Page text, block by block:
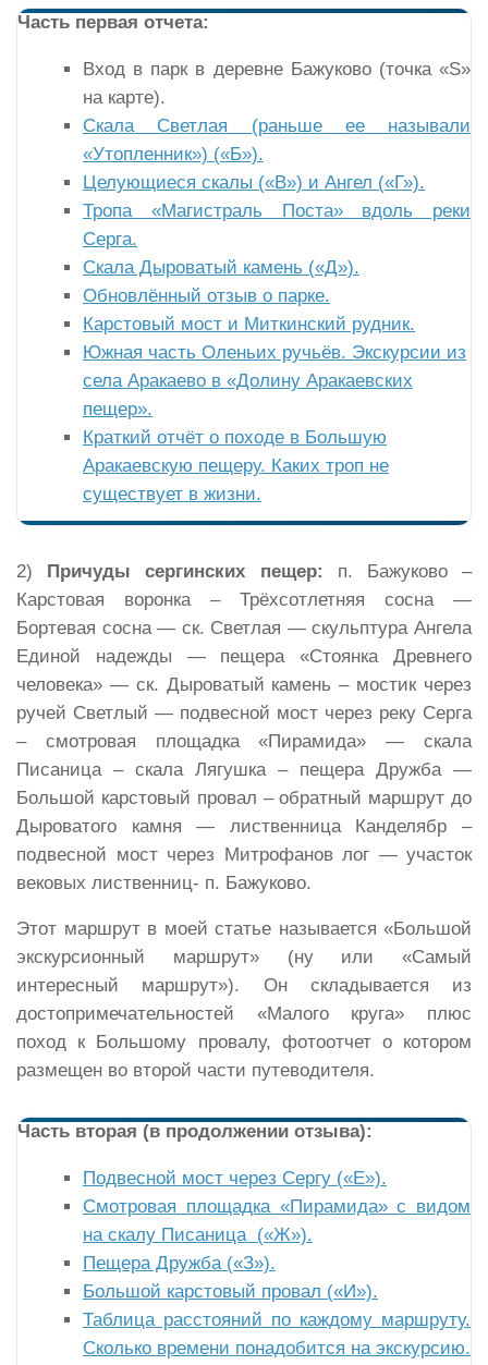
Часть первая отчета:
Вход в парк в деревне Бажуково (точка «S»
на карте).
Скала Светлая (раньше ее называли
«Утопленник») («Б»).
Целующиеся скалы («В») и Ангел («Г»).
Тропа «Магистраль Поста» вдоль реки
Серга.
Скала Дыроватый камень («Д»).
Обновлённый отзыв о парке.
Карстовый мост и Миткинский рудник.
Южная часть Оленьих ручьёв. Экскурсии из
села Аракаево в «Долину Аракаевских
пещер».
Краткий отчёт о походе в Большую
Аракаевскую пещеру. Каких троп не
существует в жизни.
2) Причуды сергинских пещер: п. Бажуково –
Карстовая воронка – Трёхсотлетняя сосна —
Бортевая сосна — ск. Светлая — скульптура Ангела
Единой надежды — пещера «Стоянка Древнего
человека» — ск. Дыроватый камень – мостик через
ручей Светлый — подвесной мост через реку Серга
– смотровая площадка «Пирамида» — скала
Писаница – скала Лягушка – пещера Дружба —
Большой карстовый провал – обратный маршрут до
Дыроватого камня — лиственница Канделябр –
подвесной мост через Митрофанов лог — участок
вековых лиственниц- п. Бажуково.
Этот маршрут в моей статье называется «Большой
экскурсионный маршрут» (ну или «Самый
интересный маршрут»). Он складывается из
достопримечательностей «Малого круга» плюс
поход к Большому провалу, фотоотчет о котором
размещен во второй части путеводителя.
Часть вторая (в продолжении отзыва):
Подвесной мост через Сергу («Е»).
Смотровая площадка «Пирамида» с видом
на скалу Писаница («Ж»).
Пещера Дружба («З»).
Большой карстовый провал («И»).
Таблица расстояний по каждому маршруту.
Сколько времени понадобится на экскурсию.